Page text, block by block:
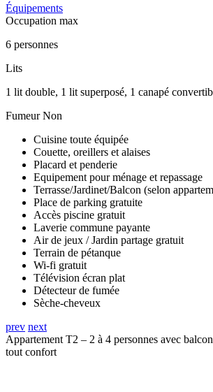
Équipements
Occupation max
6 personnes
Lits
1 lit double, 1 lit superposé, 1 canapé
Fumeur Non
Cuisine toute équipée
Couette, oreillers et alaises
Placard et penderie
Equipement pour ménage et repassage
Terrasse/Jardinet/Balcon (selon
Place de parking gratuite
Accès piscine gratuit
Laverie commune payante
Air de jeux / Jardin partage gratuit
Terrain de pétanque
Wi-fi gratuit
Télévision écran plat
Détecteur de fumée
Sèche-cheveux
prev next
Appartement T2 – 2 à 4 personnes avec
tout confort